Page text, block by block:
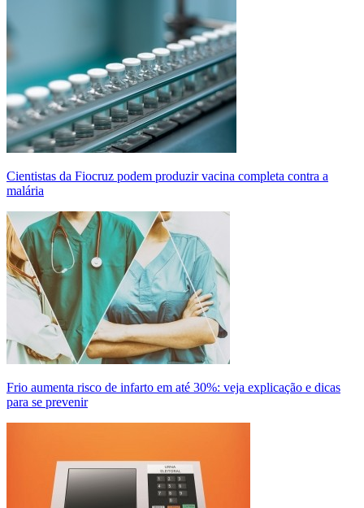
Cientistas da Fiocruz podem produzir vacina completa contra a
malária
Frio aumenta risco de infarto em até 30%: veja explicação e dicas
para se prevenir